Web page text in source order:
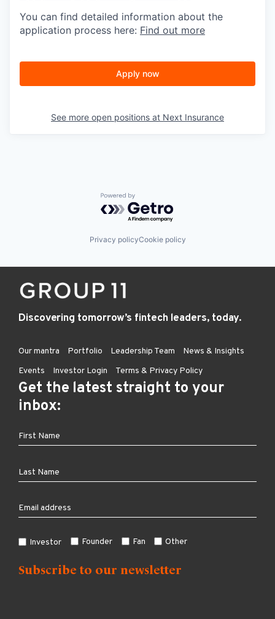
You can find detailed information about the
application process here: Find out more
Apply now
See more open positions at Next Insurance
Powered by Getro.com
Privacy policyCookie policy
Discovering tomorrow’s fintech leaders, today.
Our mantra Portfolio Leadership Team
News & Insights
Events
Investor Login Terms & Privacy Policy
Get the latest straight to your
inbox:
Investor Founder Fan Other